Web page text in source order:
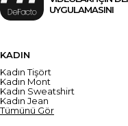
UYGULAMASINI
KADIN
Kadın Tişört
Kadın Mont
Kadın Sweatshirt
Kadın Jean
Tümünü Gör